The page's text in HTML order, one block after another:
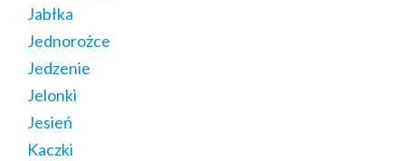
Jabłka
Jednorożce
Jedzenie
Jelonki
Jesień
Kaczki